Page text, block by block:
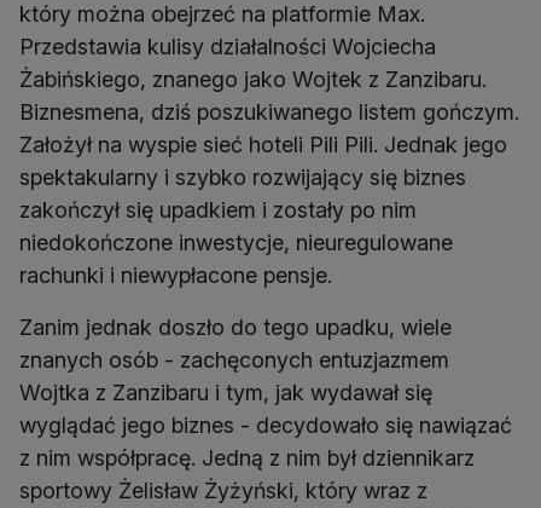
który można obejrzeć na platformie Max.
Przedstawia kulisy działalności Wojciecha
Żabińskiego, znanego jako Wojtek z Zanzibaru.
Biznesmena, dziś poszukiwanego listem gończym.
Założył na wyspie sieć hoteli Pili Pili. Jednak jego
spektakularny i szybko rozwijający się biznes
zakończył się upadkiem i zostały po nim
niedokończone inwestycje, nieuregulowane
rachunki i niewypłacone pensje.
Zanim jednak doszło do tego upadku, wiele
znanych osób - zachęconych entuzjazmem
Wojtka z Zanzibaru i tym, jak wydawał się
wyglądać jego biznes - decydowało się nawiązać
z nim współpracę. Jedną z nim był dziennikarz
sportowy Żelisław Żyżyński, który wraz z